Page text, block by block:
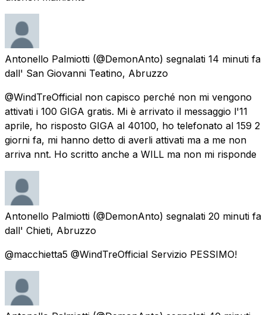
Antonello Palmiotti (@DemonAnto) segnalati 14 minuti fa
dall' San Giovanni Teatino, Abruzzo
@WindTreOfficial non capisco perché non mi vengono
attivati i 100 GIGA gratis. Mi è arrivato il messaggio l'11
aprile, ho risposto GIGA al 40100, ho telefonato al 159 2
giorni fa, mi hanno detto di averli attivati ma a me non
arriva nnt. Ho scritto anche a WILL ma non mi risponde
Antonello Palmiotti (@DemonAnto) segnalati 20 minuti fa
dall' Chieti, Abruzzo
@macchietta5 @WindTreOfficial Servizio PESSIMO!